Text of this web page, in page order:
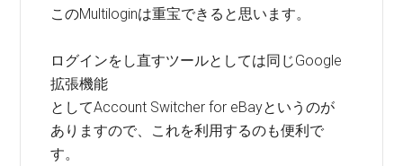
このMultiloginは重宝できると思います。
ログインをし直すツールとしては同じGoogle
拡張機能
としてAccount Switcher for eBayというのが
ありますので、これを利用するのも便利で
す。